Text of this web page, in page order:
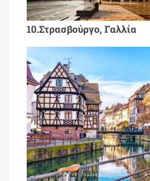
10.Στρασβούργο, Γαλλία